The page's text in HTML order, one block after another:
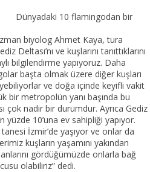
Dünyadaki 10 flamingodan bir
biyolog Ahmet Kaya, tura
Deltası’nı ve kuşlarını tanıttıklarını
bilgilendirme yapıyoruz. Daha
başta olmak üzere diğer kuşları
ve doğa içinde keyifli vakit
bir metropolün yanı başında bu
çok nadir bir durumdur. Ayrıca Gediz
yüzde 10’una ev sahipliği yapıyor.
İzmir’de yaşıyor ve onlar da
kuşların yaşamını yakından
gördüğümüzde onlarla bağ
olabiliriz” dedi.